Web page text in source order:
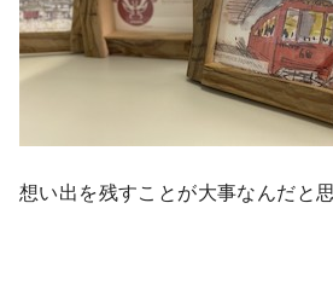
想い出を残すことが大事なんだと思